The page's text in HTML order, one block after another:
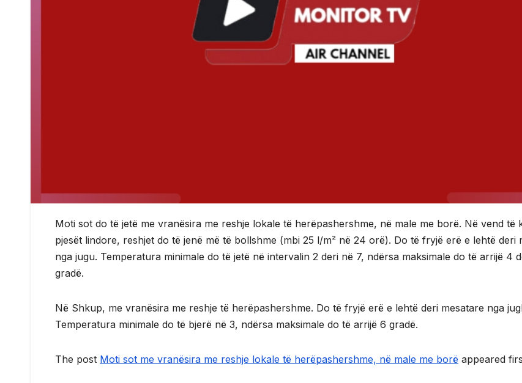
Moti sot do të jetë me vranësira me reshje lokale të herëpashershme, në male me borë. Në vend të
pjesët lindore, reshjet do të jenë më të bollshme (mbi 25 l/m² në 24 orë). Do të fryjë erë e lehtë deri
nga jugu. Temperatura minimale do të jetë në intervalin 2 deri në 7, ndërsa maksimale do të arrijë 4
gradë.
Në Shkup, me vranësira me reshje të herëpashershme. Do të fryjë erë e lehtë deri mesatare nga
Temperatura minimale do të bjerë në 3, ndërsa maksimale do të arrijë 6 gradë.
The post Moti sot me vranësira me reshje lokale të herëpashershme, në male me borë appeared